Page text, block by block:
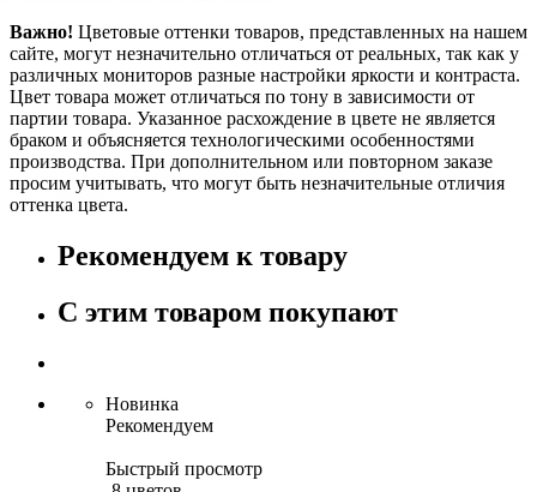
Важно! Цветовые оттенки товаров, представленных на нашем
сайте, могут незначительно отличаться от реальных, так как у
различных мониторов разные настройки яркости и контраста.
Цвет товара может отличаться по тону в зависимости от
партии товара. Указанное расхождение в цвете не является
браком и объясняется технологическими особенностями
производства. При дополнительном или повторном заказе
просим учитывать, что могут быть незначительные отличия
оттенка цвета.
Рекомендуем к товару
С этим товаром покупают
Новинка
Рекомендуем
Быстрый просмотр